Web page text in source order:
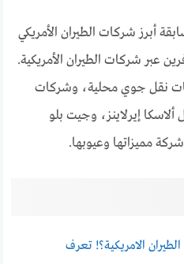
أبرز شركات الطيران الأمريكي
عبر شركات الطيران الأمريكية.
نقل جوي محلية، وشركات
ألاسكا إيرلاينز، وجيت بلو
مميزاتها وعيوبها.
الامريكية؟! تعرف